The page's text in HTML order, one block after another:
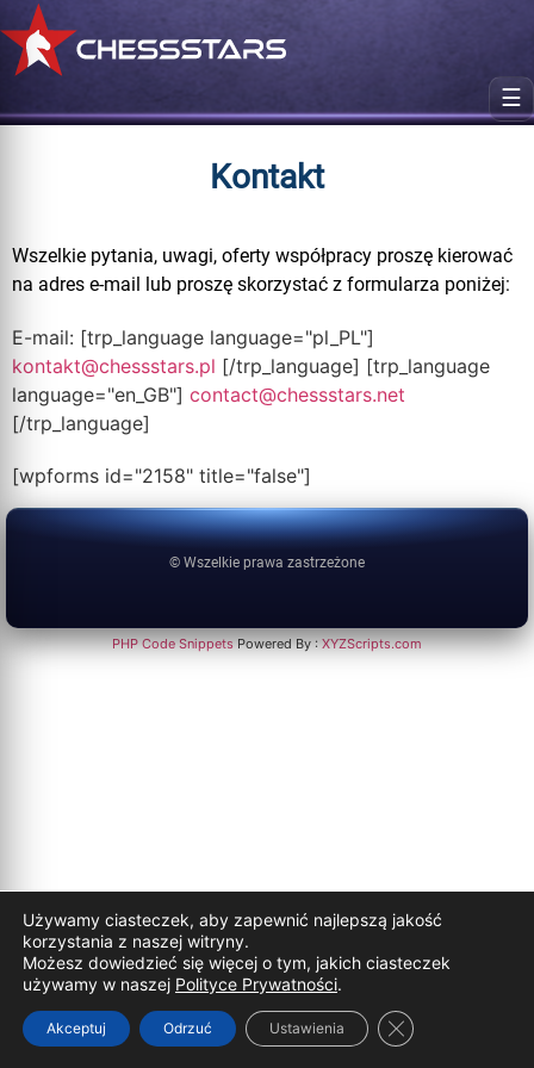
☰
Kontakt
Wszelkie pytania, uwagi, oferty współpracy proszę kierować
na adres e-mail lub proszę skorzystać z formularza poniżej:
E-mail: [trp_language language="pl_PL"]
kontakt@chessstars.pl [/trp_language] [trp_language
language="en_GB"] contact@chessstars.net
[/trp_language]
[wpforms id="2158" title="false"]
© Wszelkie prawa zastrzeżone
PHP Code SnippetsPowered By :XYZScripts.com
Używamy ciasteczek, aby zapewnić najlepszą jakość
korzystania z naszej witryny.
Możesz dowiedzieć się więcej o tym, jakich ciasteczek
używamy w naszej Polityce Prywatności.
Akceptuj Odrzuć Ustawienia Zamknij panel